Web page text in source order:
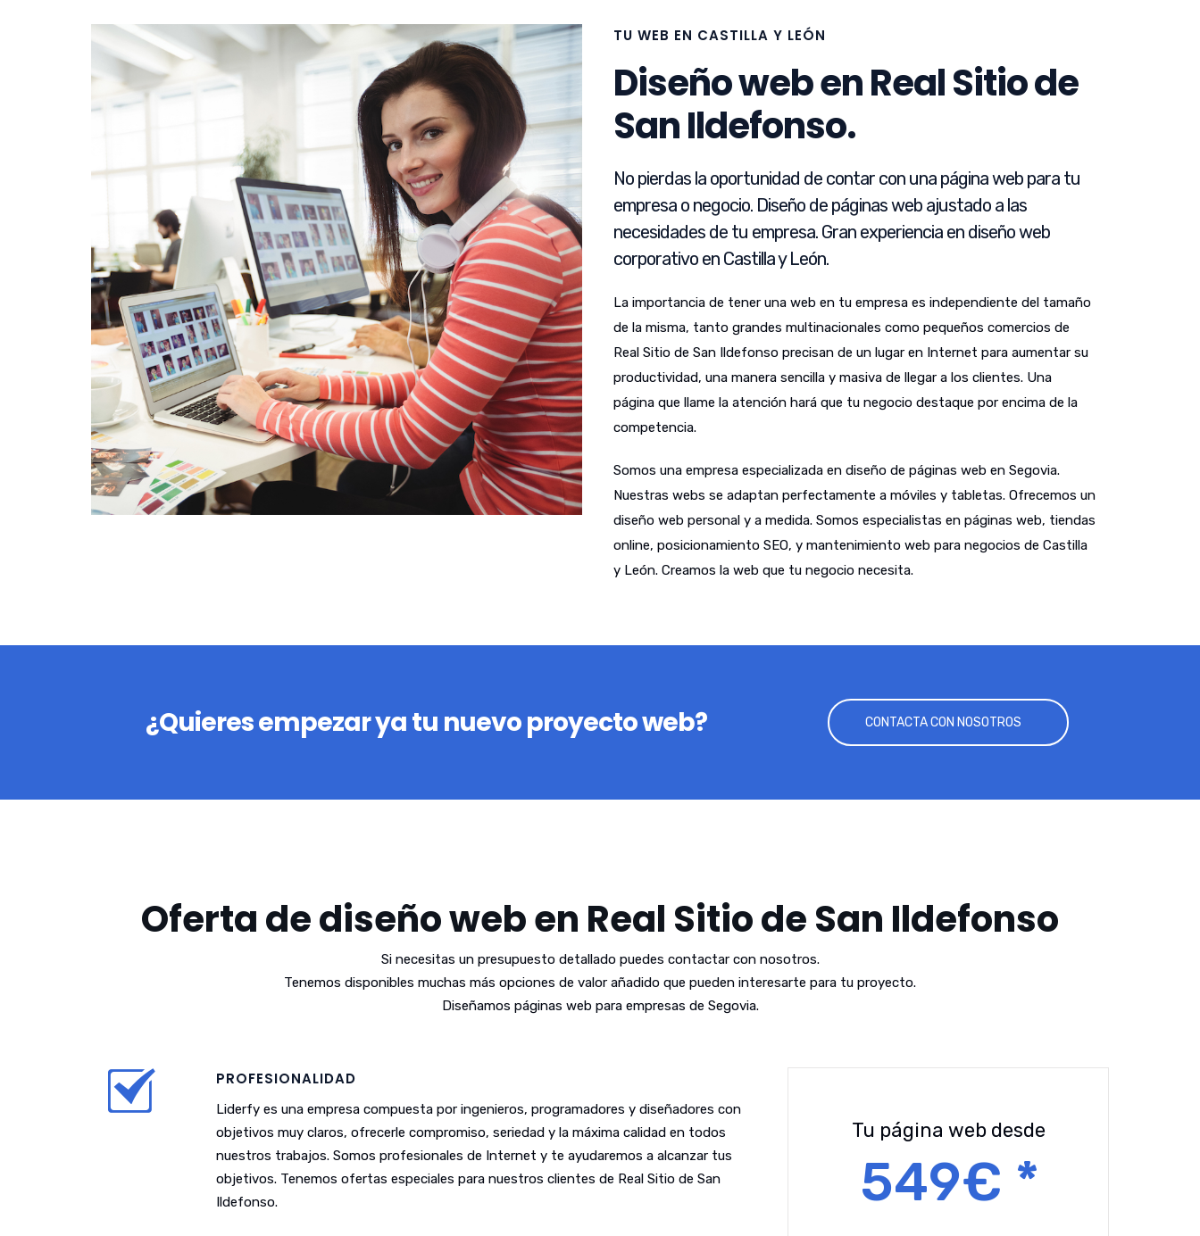
TU WEB EN CASTILLA Y LEÓN
Diseño web en Real Sitio de
San Ildefonso.
No pierdas la oportunidad de contar con una página web para tu
empresa o negocio. Diseño de páginas web ajustado a las
necesidades de tu empresa. Gran experiencia en diseño web
corporativo en Castilla y León.
La importancia de tener una web en tu empresa es independiente del tamaño
de la misma, tanto grandes multinacionales como pequeños comercios de
Real Sitio de San Ildefonso precisan de un lugar en Internet para aumentar su
productividad, una manera sencilla y masiva de llegar a los clientes. Una
página que llame la atención hará que tu negocio destaque por encima de la
competencia.
Somos una empresa especializada en diseño de páginas web en Segovia.
Nuestras webs se adaptan perfectamente a móviles y tabletas. Ofrecemos un
diseño web personal y a medida. Somos especialistas en páginas web, tiendas
online, posicionamiento SEO, y mantenimiento web para negocios de Castilla
y León. Creamos la web que tu negocio necesita.
¿Quieres empezar ya tu nuevo proyecto web? CONTACTA CON NOSOTROS
Oferta de diseño web en Real Sitio de San Ildefonso
Si necesitas un presupuesto detallado puedes contactar con nosotros.
Tenemos disponibles muchas más opciones de valor añadido que pueden interesarte para tu proyecto.
Diseñamos páginas web para empresas de Segovia.
PROFESIONALIDAD
Liderfy es una empresa compuesta por ingenieros, programadores y diseñadores con
objetivos muy claros, ofrecerle compromiso, seriedad y la máxima calidad en todos
nuestros trabajos. Somos profesionales de Internet y te ayudaremos a alcanzar tus
objetivos. Tenemos ofertas especiales para nuestros clientes de Real Sitio de San
Ildefonso.
Tu página web desde
549€ *